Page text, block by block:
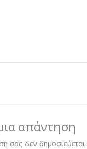
απάντηση
σας δεν δημοσιεύεται.